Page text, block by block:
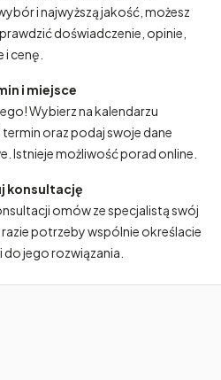
i najwyższą jakość, możesz
doświadczenie, opinie,
cenę.
i miejsce
Wybierz na kalendarzu
termin oraz podaj swoje dane
Istnieje możliwość porad online.
konsultację
omów ze specjalistą swój
potrzeby wspólnie określacie
jego rozwiązania.